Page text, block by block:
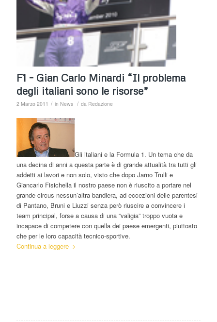
F1 – Gian Carlo Minardi “Il problema
degli italiani sono le risorse”
2 Marzo 2011 / in News / da Redazione
Gli italiani e la Formula 1. Un tema che da
una decina di anni a questa parte è di grande attualità tra tutti gli
addetti ai lavori e non solo, visto che dopo Jarno Trulli e
Giancarlo Fisichella il nostro paese non è riuscito a portare nel
grande circus nessun’altra bandiera, ad eccezioni delle parentesi
di Pantano, Bruni e Liuzzi senza però riuscire a convincere i
team principal, forse a causa di una “valigia” troppo vuota e
incapace di competere con quella dei paese emergenti, piuttosto
che per le loro capacità tecnico-sportive.
Continua a leggere